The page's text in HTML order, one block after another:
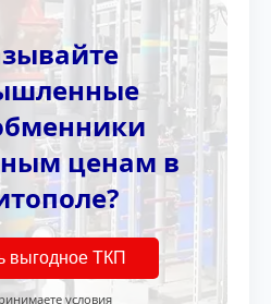
ценам в
выгодное ТКП
условия